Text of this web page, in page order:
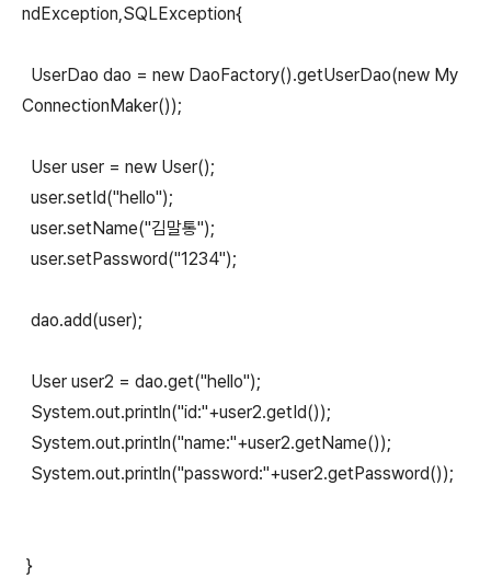
ndException,SQLException{
UserDao dao = new DaoFactory().getUserDao(new My
ConnectionMaker());
User user = new User();
user.setId("hello");
user.setName("김말통");
user.setPassword("1234");
dao.add(user);
User user2 = dao.get("hello");
System.out.println("id:"+user2.getId());
System.out.println("name:"+user2.getName());
System.out.println("password:"+user2.getPassword());
}